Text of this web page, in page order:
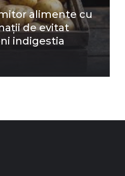
alimente cu
de evitat
indigestia